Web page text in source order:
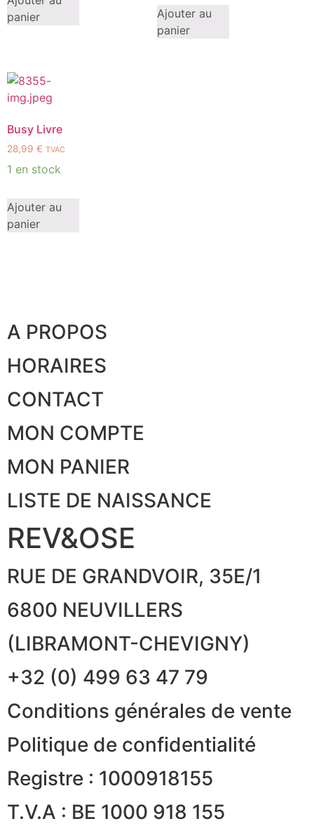
panier
Ajouter au
panier
Busy Livre
28,99 € TVAC
1 en stock
Ajouter au
panier
A PROPOS
HORAIRES
CONTACT
MON COMPTE
MON PANIER
LISTE DE NAISSANCE
REV&OSE
RUE DE GRANDVOIR, 35E/1
6800 NEUVILLERS
(LIBRAMONT-CHEVIGNY)
+32 (0) 499 63 47 79
Conditions générales de vente
Politique de confidentialité
Registre : 1000918155
T.V.A : BE 1000 918 155